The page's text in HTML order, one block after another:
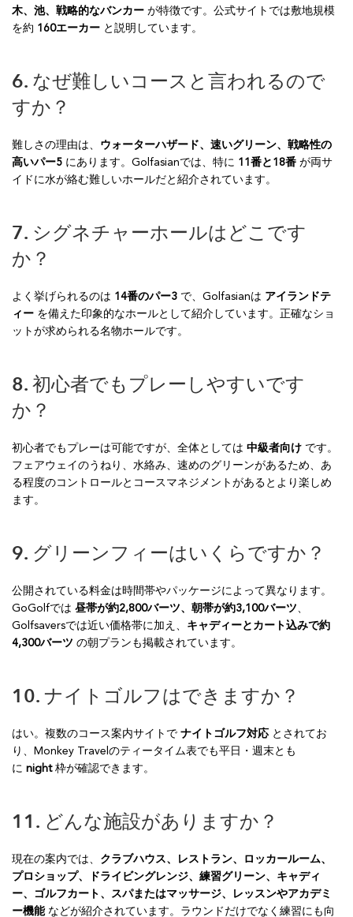
木、池、戦略的なバンカー が特徴です。公式サイトでは敷地規模
を約 160エーカー と説明しています。
6. なぜ難しいコースと言われるので
すか？
難しさの理由は、 ウォーターハザード、速いグリーン、戦略性の
高いパー5 にあります。Golfasianでは、特に 11番と18番 が両サ
イドに水が絡む難しいホールだと紹介されています。
7. シグネチャーホールはどこです
か？
よく挙げられるのは 14番のパー3 で、Golfasianは アイランドテ
ィー を備えた印象的なホールとして紹介しています。正確なショ
ットが求められる名物ホールです。
8. 初心者でもプレーしやすいです
か？
初心者でもプレーは可能ですが、全体としては 中級者向け です。
フェアウェイのうねり、水絡み、速めのグリーンがあるため、あ
る程度のコントロールとコースマネジメントがあるとより楽しめ
ます。
9. グリーンフィーはいくらですか？
公開されている料金は時間帯やパッケージによって異なります。
GoGolfでは 昼帯が約2,800バーツ、朝帯が約3,100バーツ
Golfsaversでは近い価格帯に加え、 キャディーとカート込みで約
4,300バーツ の朝プランも掲載されています。
10. ナイトゴルフはできますか？
はい。複数のコース案内サイトで ナイトゴルフ対応 とされてお
り、Monkey Travelのティータイム表でも平日・週末とも
に night枠が確認できます。
11. どんな施設がありますか？
現在の案内では、 クラブハウス、レストラン、ロッカールーム、
プロショップ、ドライビングレンジ、練習グリーン、キャディ
ー、ゴルフカート、スパまたはマッサージ、レッスンやアカデミ
ー機能などが紹介されています。ラウンドだけでなく練習にも向